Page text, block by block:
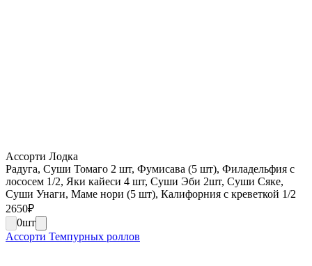
Ассорти Лодка
Радуга, Суши Томаго 2 шт, Фумисава (5 шт), Филадельфия с
лососем 1/2, Яки кайеси 4 шт, Суши Эби 2шт, Суши Сяке,
Суши Унаги, Маме нори (5 шт), Калифорния с креветкой 1/2
2650₽
0шт
Ассорти Темпурных роллов